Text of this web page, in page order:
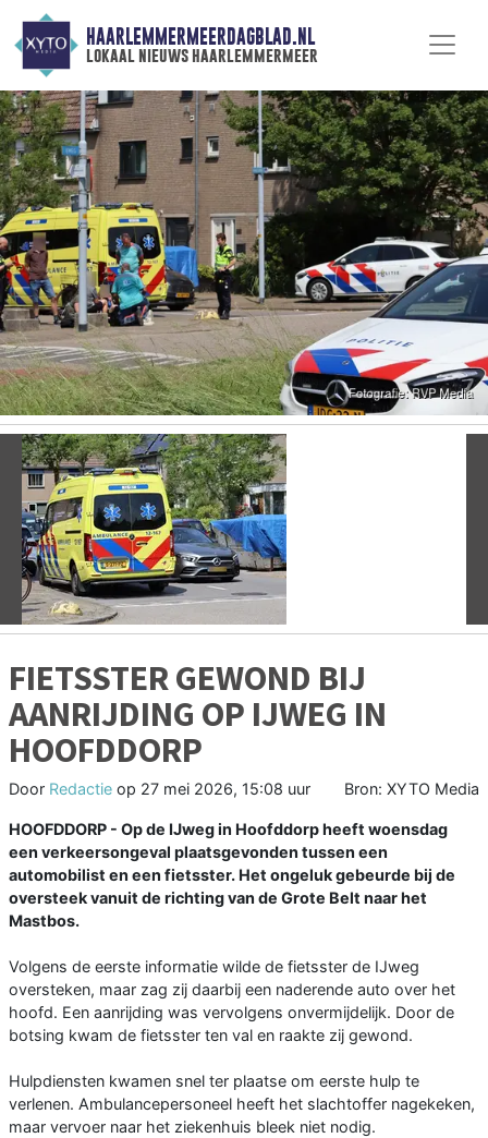
HAARLEMMERMEERDAGBLAD.NL
lokaal nieuws haarlemmermeer
Vorige
FIETSSTER GEWOND BIJ
AANRIJDING OP IJWEG IN
HOOFDDORP
Door Redactie op 27 mei 2026, 15:08 uur Bron: XYTO Media
HOOFDDORP - Op de IJweg in Hoofddorp heeft woensdag
een verkeersongeval plaatsgevonden tussen een
automobilist en een fietsster. Het ongeluk gebeurde bij de
oversteek vanuit de richting van de Grote Belt naar het
Mastbos.
Volgens de eerste informatie wilde de fietsster de IJweg
oversteken, maar zag zij daarbij een naderende auto over het
hoofd. Een aanrijding was vervolgens onvermijdelijk. Door de
botsing kwam de fietsster ten val en raakte zij gewond.
Hulpdiensten kwamen snel ter plaatse om eerste hulp te
verlenen. Ambulancepersoneel heeft het slachtoffer nagekeken,
maar vervoer naar het ziekenhuis bleek niet nodig.